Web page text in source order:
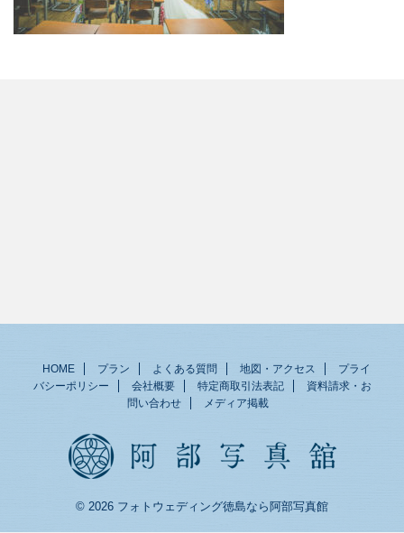
HOME プラン よくある質問 地図・アクセス
プライ
バシーポリシー
会社概要 特定商取引法表記
資料請求・お
問い合わせ
メディア掲載
© 2026 フォトウェディング徳島なら阿部写真館